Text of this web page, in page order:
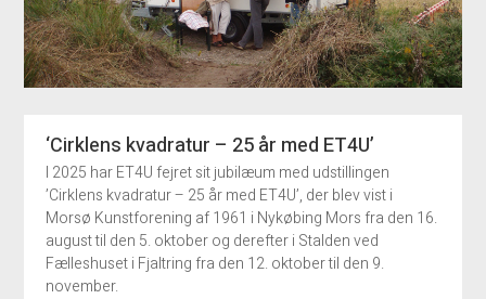
‘Cirklens kvadratur – 25 år med ET4U’
I 2025 har ET4U fejret sit jubilæum med udstillingen
’Cirklens kvadratur – 25 år med ET4U’, der blev vist i
Morsø Kunstforening af 1961 i Nykøbing Mors fra den 16.
august til den 5. oktober og derefter i Stalden ved
Fælleshuset i Fjaltring fra den 12. oktober til den 9.
november.